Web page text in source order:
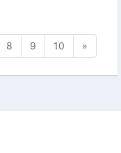
8 9 10 »